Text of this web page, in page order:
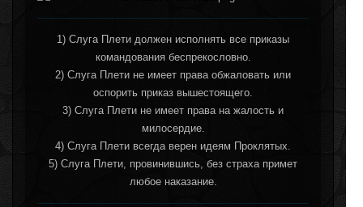
1) Слуга Плети должен исполнять все приказы
командования беспрекословно.
2) Слуга Плети не имеет права обжаловать или
оспорить приказ вышестоящего.
3) Слуга Плети не имеет права на жалость и
милосердие.
4) Слуга Плети всегда верен идеям Проклятых.
5) Слуга Плети, провинившись, без страха примет
любое наказание.